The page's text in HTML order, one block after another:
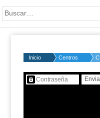
Palabra o frase:
Inicio Centros
Contenido protegido…